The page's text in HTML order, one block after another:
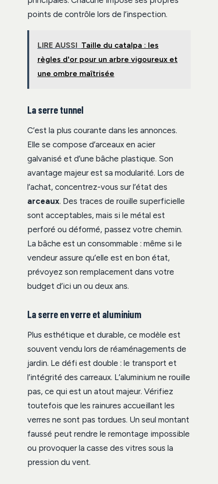
points de contrôle lors de l’inspection.
LIRE AUSSI Taille du catalpa : les
règles d'or pour un arbre vigoureux et
une ombre maîtrisée
La serre tunnel
C’est la plus courante dans les annonces.
Elle se compose d’arceaux en acier
galvanisé et d’une bâche plastique. Son
avantage majeur est sa modularité. Lors de
l’achat, concentrez-vous sur l’état des
arceaux. Des traces de rouille superficielle
sont acceptables, mais si le métal est
perforé ou déformé, passez votre chemin.
La bâche est un consommable : même si le
vendeur assure qu’elle est en bon état,
prévoyez son remplacement dans votre
budget d’ici un ou deux ans.
La serre en verre et aluminium
Plus esthétique et durable, ce modèle est
souvent vendu lors de réaménagements de
jardin. Le défi est double : le transport et
l’intégrité des carreaux. L’aluminium ne rouille
pas, ce qui est un atout majeur. Vérifiez
toutefois que les rainures accueillant les
verres ne sont pas tordues. Un seul montant
faussé peut rendre le remontage impossible
ou provoquer la casse des vitres sous la
pression du vent.